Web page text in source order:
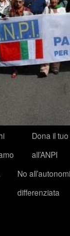
Dona il
all’ANPI
No
differenziata